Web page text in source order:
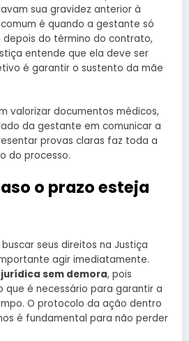
sua gravidez anterior à
é quando a gestante só
do término do contrato,
entende que ela deve ser
é garantir o sustento da mãe
valorizar documentos médicos,
da gestante em comunicar a
provas claras faz toda a
do processo.
o prazo esteja
seus direitos na Justiça
agir imediatamente.
sem demora, pois
que é necessário para garantir a
O protocolo da ação dentro
é fundamental para não perder